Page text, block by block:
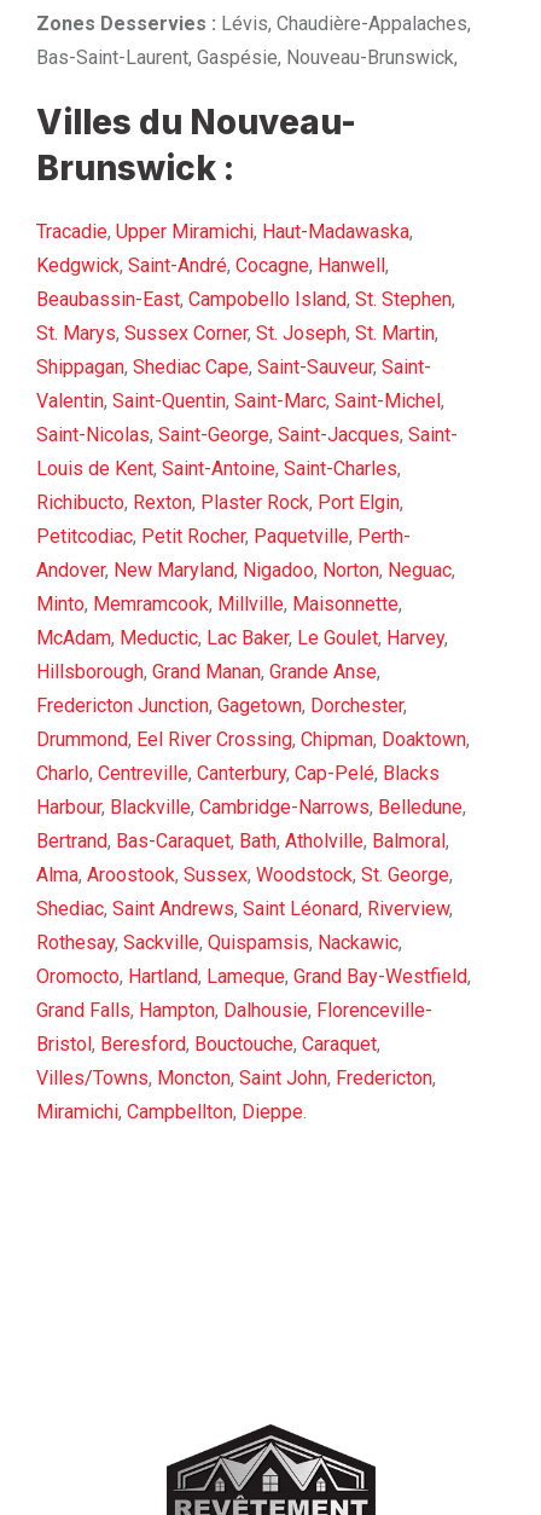
Zones Desservies : Lévis, Chaudière-Appalaches,
Bas-Saint-Laurent, Gaspésie, Nouveau-Brunswick,
Villes du Nouveau-
Brunswick :
Tracadie, Upper Miramichi, Haut-Madawaska,
Kedgwick, Saint-André, Cocagne, Hanwell ,
Beaubassin-East, Campobello Island, St. Stephen,
St. Marys, Sussex Corner, St. Joseph, St. Martin,
Shippagan, Shediac Cape, Saint-Sauveur, Saint-
Valentin, Saint-Quentin, Saint-Marc, Saint-Michel ,
Saint-Nicolas, Saint-George, Saint-Jacques, Saint-
Louis de Kent, Saint-Antoine, Saint-Charles,
Richibucto, Rexton, Plaster Rock, Port Elgin,
Petitcodiac, Petit Rocher, Paquetville, Perth-
Andover, New Maryland, Nigadoo, Norton, Neguac,
Minto, Memramcook, Millville, Maisonnette,
McAdam, Meductic, Lac Baker, Le Goulet, Harvey,
Hillsborough, Grand Manan, Grande Anse,
Fredericton Junction, Gagetown, Dorchester,
Drummond, Eel River Crossing, Chipman, Doaktown,
Charlo, Centreville, Canterbury, Cap-Pelé, Blacks
Harbour, Blackville, Cambridge-Narrows, Belledune,
Bertrand, Bas-Caraquet, Bath, Atholville, Balmoral ,
Alma, Aroostook, Sussex, Woodstock, St. George,
Shediac, Saint Andrews, Saint Léonard, Riverview,
Rothesay, Sackville, Quispamsis, Nackawic,
Oromocto, Hartland, Lameque, Grand Bay-Westfield,
Grand Falls, Hampton, Dalhousie, Florenceville-
Bristol , Beresford, Bouctouche, Caraquet,
Villes/Towns, Moncton, Saint John, Fredericton,
Miramichi, Campbellton, Dieppe.